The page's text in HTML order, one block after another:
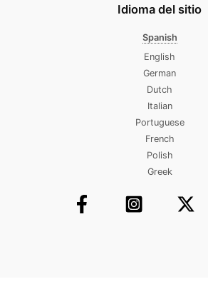
Idioma del sitio
Spanish
English
German
Dutch
Italian
Portuguese
French
Polish
Greek